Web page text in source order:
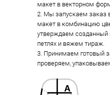
макет в векторном
2. Мы запускаем заказ
макет в комбинацию
утверждаем созданный
петлях и вяжем тираж.
3. Принимаем готовый
проверяем,